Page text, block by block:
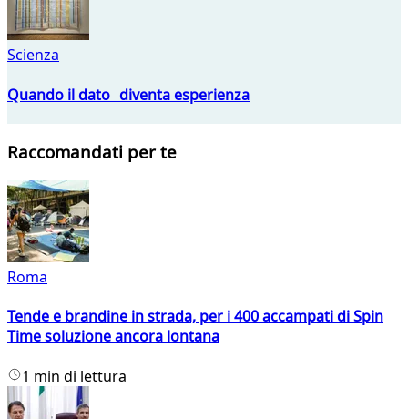
Scienza
Quando il dato diventa esperienza
Raccomandati per te
Roma
Tende e brandine in strada, per i 400 accampati di Spin
Time soluzione ancora lontana
1 min di lettura